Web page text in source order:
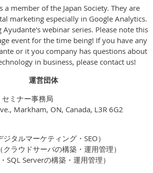
a member of the Japan Society. They are
marketing especially in Google Analytics.
webinar series. Please note this
event for the time being! If you have any
or it you company has questions about
in business, please contact us!
運営団体
ミナー事務局
Markham, ON, Canada, L3R 6G2
タルマーケティング・SEO）
ラウドサーバの構築・運用管理）
SQL Serverの構築・運用管理）